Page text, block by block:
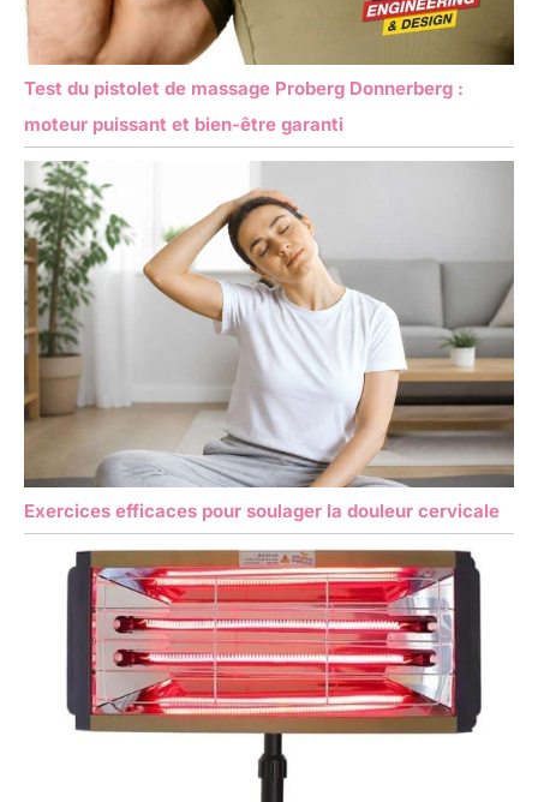
Test du pistolet de massage Proberg Donnerberg :
moteur puissant et bien-être garanti
Exercices efficaces pour soulager la douleur cervicale